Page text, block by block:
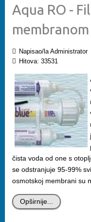
Aqua RO -
membranom
Napisao/la Administrator
Hitova: 33531
čista voda od one s
se odstranjuje 95-99%
osmotskoj membrani su
Opširnije...